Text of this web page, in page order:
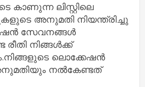
കാണുന്ന ലിസ്റ്റിലെ
അനുമതി നിയന്ത്രിച്ചു
സേവനങ്ങൾ
രീതി നിങ്ങൾക്ക്
ലൊക്കേഷൻ
നൽകേണ്ടത്